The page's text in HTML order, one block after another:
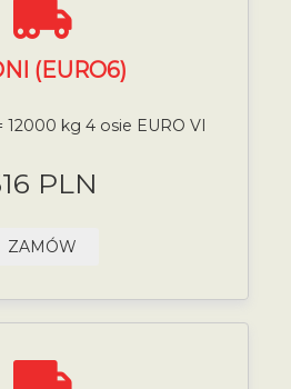
(EURO6)
12000 kg 4 osie EURO VI
PLN
ZAMÓW